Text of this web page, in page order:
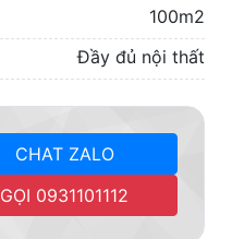
100m2
Đầy đủ nội thất
CHAT ZALO
GỌI 0931101112